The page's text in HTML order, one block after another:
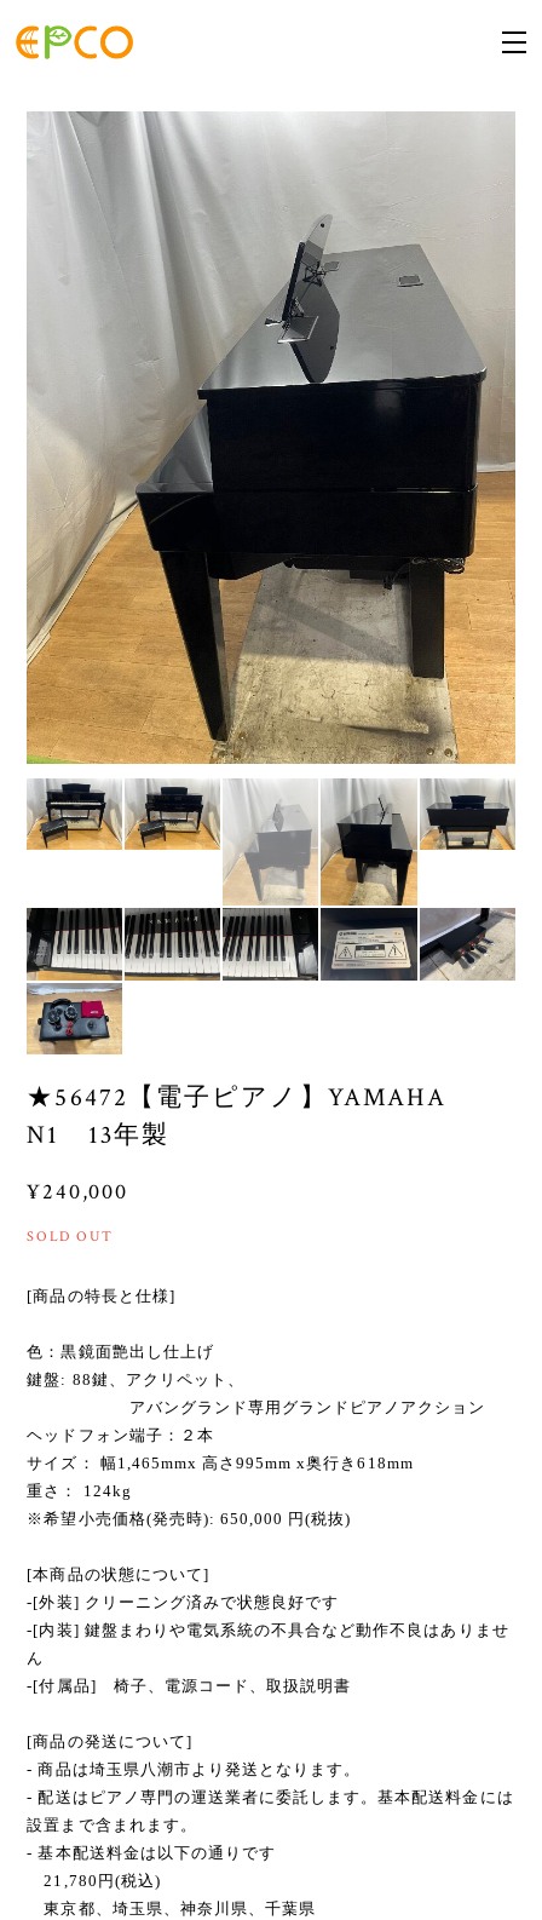
★56472【電子ピアノ】YAMAHA
N1 13年製
¥240,000
SOLD OUT
[商品の特長と仕様]
色：黒鏡面艶出し仕上げ
鍵盤: 88鍵、アクリペット、
アバングランド専用グランドピアノアクション
ヘッドフォン端子：２本
サイズ： 幅1,465mmx 高さ995mm x奥行き618mm
重さ： 124kg
※希望小売価格(発売時): 650,000 円(税抜)
[本商品の状態について]
-[外装] クリーニング済みで状態良好です
-[内装] 鍵盤まわりや電気系統の不具合など動作不良はありませ
ん
-[付属品] 椅子、電源コード、取扱説明書
[商品の発送について]
- 商品は埼玉県八潮市より発送となります。
- 配送はピアノ専門の運送業者に委託します。基本配送料金には
設置まで含まれます。
- 基本配送料金は以下の通りです
21,780円(税込)
東京都、埼玉県、神奈川県、千葉県